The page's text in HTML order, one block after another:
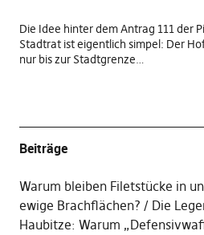
Die Idee hinter dem Antrag 111 der
Stadtrat ist eigentlich simpel: Der
nur bis zur Stadtgrenze…
Beiträge
Warum bleiben Filetstücke in
ewige Brachflächen?
Die
Haubitze: Warum